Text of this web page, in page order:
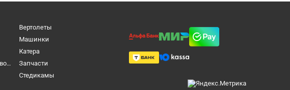
Вертолеты
Машинки
Катера
Конструкторы, наборы для творчества и настольные игры
Запчасти
Cтедикамы